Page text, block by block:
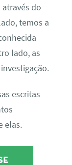
do
temos a
lado, as
escritas
elas.